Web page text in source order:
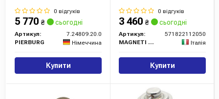
0 відгуків
5 770 ₴ сьогодні
Артикул:
7.24809.20.0
PIERBURG
Німеччина
Купити
0 відгуків
3 460 ₴ сьогодні
Артикул:
571822112050
MAGNETI MARELLI
Італія
Купити